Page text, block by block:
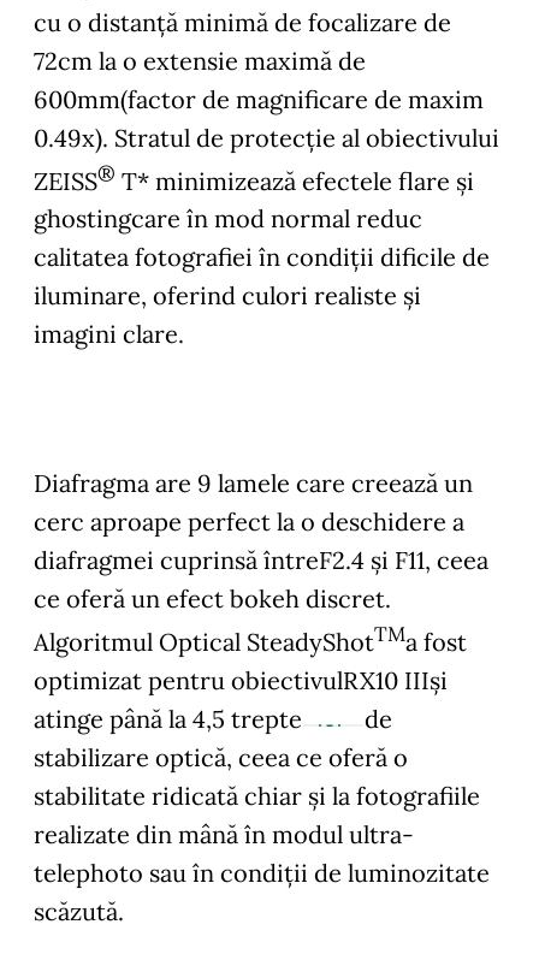
cu o distanță minimă de focalizare de
72cm la o extensie maximă de
600mm(factor de magnificare de maxim
0.49x). Stratul de protecție al obiectivului
ZEISS® T* minimizează efectele flare și
ghostingcare în mod normal reduc
calitatea fotografiei în condiții dificile de
iluminare, oferind culori realiste și
imagini clare.
Diafragma are 9 lamele care creează un
cerc aproape perfect la o deschidere a
diafragmei cuprinsă întreF2.4 și F11, ceea
ce oferă un efect bokeh discret.
Algoritmul Optical SteadyShotTMa fost
optimizat pentru obiectivulRX10 IIIși
atinge până la 4,5 trepte
de
stabilizare optică, ceea ce oferă o
stabilitate ridicată chiar și la fotografiile
realizate din mână în modul ultra-
telephoto sau în condiții de luminozitate
scăzută.